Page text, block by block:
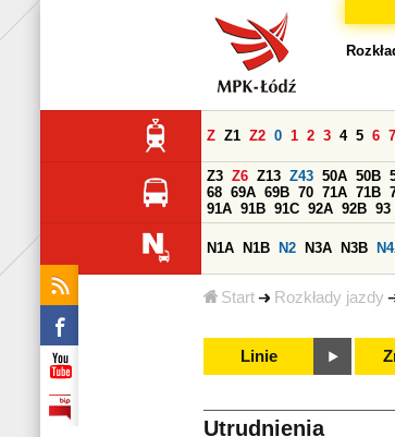
Start Rozkłady jazdy
Z Z1 Z2 0 1 2 3 4 5 6 7
Z3 Z6 Z13 Z43 50A 50B
68 69A 69B 70 71A 71B
91A 91B 91C 92A 92B 93
N1A N1B N2 N3A N3B
Linie
Utrudnienia